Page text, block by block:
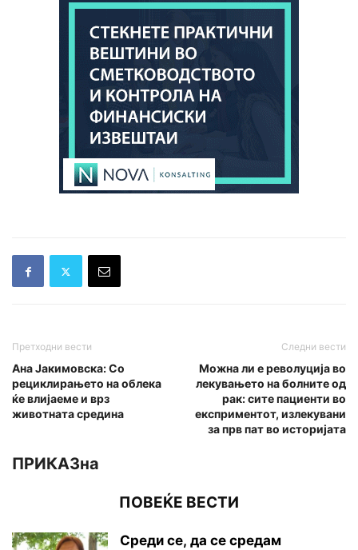
Претходни вести
Ана Јакимовска: Со
рециклирањето на облека
ќе влијаеме и врз
животната средина
Следни вести
Можна ли е револуција во
лекувањето на болните од
рак: сите пациенти во
експриментот, излекувани
за прв пат во историјата
ПРИКАЗна
ПОВЕЌЕ ВЕСТИ
Среди се, да се средам